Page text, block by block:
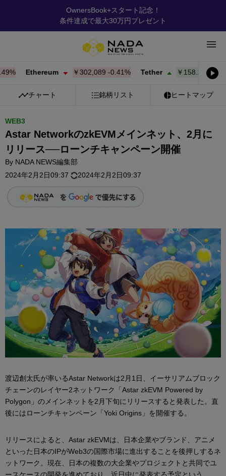
OwnersBook+スタート記念！
条件達成で最大30万円プレゼント
Ethereum ￥302,089-0.41% Tether ￥158.23 + 0.00%
チャート 銘柄リスト ヒートマップ
WEB3
Astar NetworkのzkEVMメインネット、2月に
リリース──ローンチキャンペーン開催
By NADA NEWS編集部
2024年2月2日09:37
2024年2月2日09:37
渡辺創太氏が率いるAstar Networkは2月1日、イーサリアムブロック
チェーンのレイヤー2ネットワーク「Astar zkEVM Powered by
Polygon」のメインネットを2月下旬にリリースすると発表した。直
後にはローンチキャンペーン「Yoki Origins」を開催する。
リリースによると、Astar zkEVMは、日本企業やブランド、アニメ
といった日本のIPがWeb3の国際市場に進出することを後押しするネ
ットワーク。現在、日本の複数の大企業やプロジェクトと共同でユ
ースケースの開発を進めており、近日中に発表する予定という。